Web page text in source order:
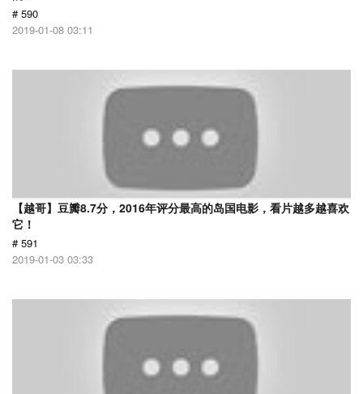
# 590
2019-01-08 03:11
【越哥】豆瓣8.7分，2016年评分最高的岛国电影，看片越多越喜欢
它！
# 591
2019-01-03 03:33